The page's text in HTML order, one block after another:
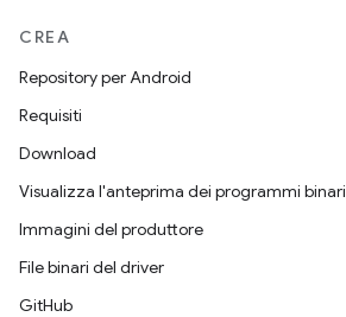
CREA
Repository per Android
Requisiti
Download
Visualizza l'anteprima dei programmi binari
Immagini del produttore
File binari del driver
GitHub